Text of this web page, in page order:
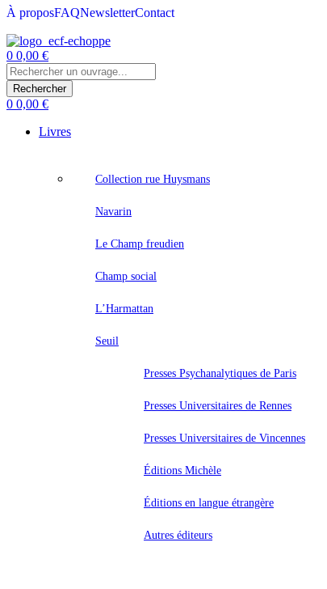
À proposFAQNewsletterContact
Menu
0 0,00 €
0 0,00 €
Livres
Collection rue Huysmans
Navarin
Le Champ freudien
Champ social
L’Harmattan
Seuil
Presses Psychanalytiques de Paris
Presses Universitaires de Rennes
Presses Universitaires de Vincennes
Éditions Michèle
Éditions en langue étrangère
Autres éditeurs